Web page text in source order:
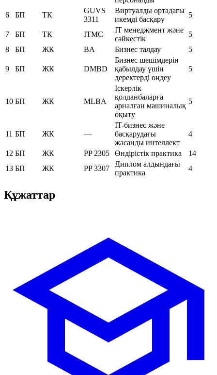
6 БП ТК
GUVS
3311
Виртуалды ортадағы
икемді басқару
5
7 БП ТК ITMC
IT менеджмент және
сәйкестік
5
8
БП ЖК BA Бизнес талдау 5
9 БП ЖК DMBD
Бизнес шешімдерін
қабылдау үшін
деректерді өңдеу
5
10 БП ЖК MLBA
Іскерлік
қолданбаларға
арналған машиналық
оқыту
5
11 БП ЖК —
IT-бизнес және
басқарудағы
жасанды интеллект
4
12 БП ЖК PP 2305 Өндірістік практика
14
13 БП ЖК PP 3307
Диплом алдындағы
практика
4
Құжаттар